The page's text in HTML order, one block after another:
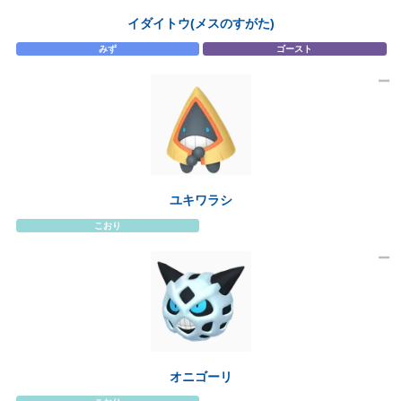
イダイトウ(メスのすがた)
みず ゴースト
ユキワラシ
こおり
オニゴーリ